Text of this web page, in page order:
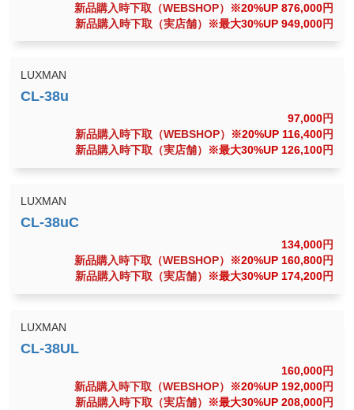
新品購入時下取（WEBSHOP）
※20%UP 876,000円
新品購入時下取（実店舗）
※最大30%UP 949,000円
LUXMAN
97,000円
新品購入時下取（WEBSHOP）
※20%UP 116,400円
新品購入時下取（実店舗）
※最大30%UP 126,100円
LUXMAN
134,000円
新品購入時下取（WEBSHOP）
※20%UP 160,800円
新品購入時下取（実店舗）
※最大30%UP 174,200円
LUXMAN
160,000円
新品購入時下取（WEBSHOP）
※20%UP 192,000円
新品購入時下取（実店舗）
※最大30%UP 208,000円